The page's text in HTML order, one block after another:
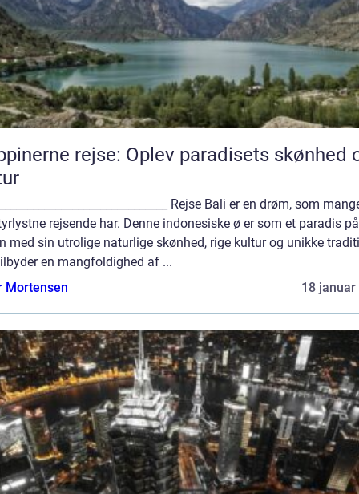
rejse: Oplev paradisets skønhed
Rejse Bali er en drøm, som
rejsende har. Denne indonesiske ø er som et paradis på
med sin utrolige naturlige skønhed, rige kultur og unikke
en mangfoldighed af ...
Mortensen
18 januar